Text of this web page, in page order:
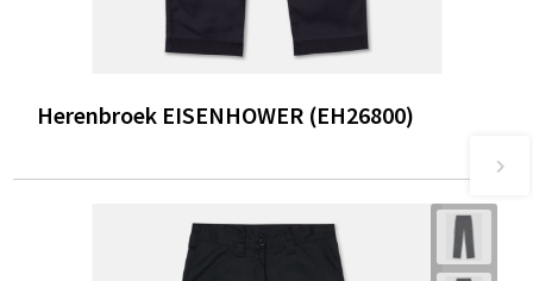
Herenbroek EISENHOWER (EH26800)